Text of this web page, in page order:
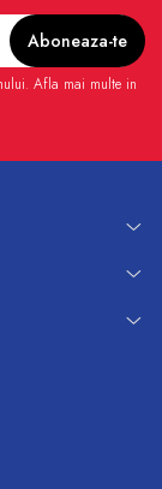
Afla mai multe in